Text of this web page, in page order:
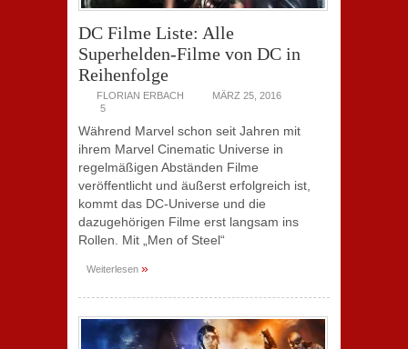
DC Filme Liste: Alle
Superhelden-Filme von DC in
Reihenfolge
FLORIAN ERBACH
MÄRZ 25, 2016
5
Während Marvel schon seit Jahren mit
ihrem Marvel Cinematic Universe in
regelmäßigen Abständen Filme
veröffentlicht und äußerst erfolgreich ist,
kommt das DC-Universe und die
dazugehörigen Filme erst langsam ins
Rollen. Mit „Men of Steel“
Weiterlesen »